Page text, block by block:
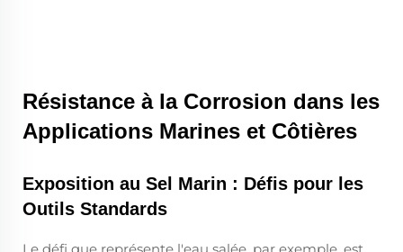
Résistance à la Corrosion dans les
Applications Marines et Côtières
Exposition au Sel Marin : Défis pour les
Outils Standards